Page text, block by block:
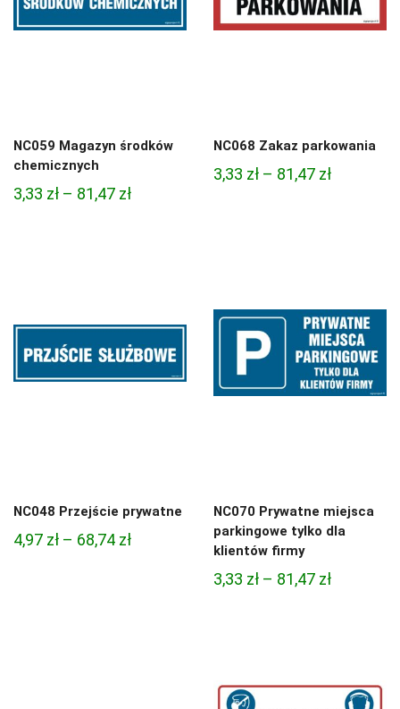
NC059 Magazyn środków
chemicznych
3,33 zł – 81,47 złZakres
NC068 Zakaz parkowania
3,33 zł – 81,47 złZakres
NC048 Przejście prywatne
4,97 zł – 68,74 złZakres
NC070 Prywatne miejsca
parkingowe tylko dla
klientów firmy
3,33 zł – 81,47 złZakres
81,47 zł